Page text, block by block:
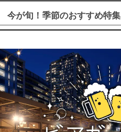
今が旬！季節のおすすめ特集